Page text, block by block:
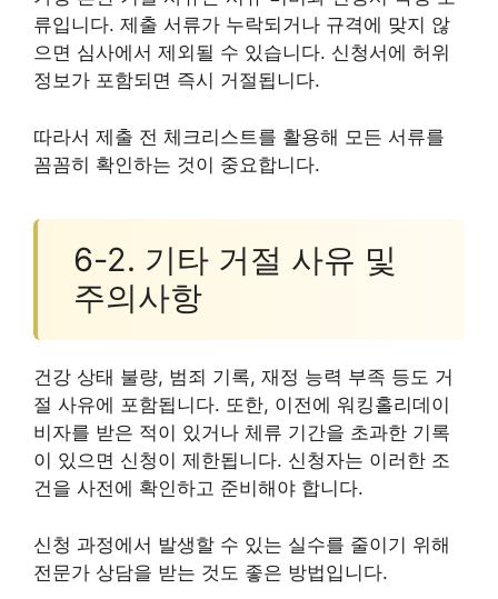
류입니다. 제출 서류가 누락되거나 규격에 맞지 않
으면 심사에서 제외될 수 있습니다. 신청서에 허위
정보가 포함되면 즉시 거절됩니다.
따라서 제출 전 체크리스트를 활용해 모든 서류를
꼼꼼히 확인하는 것이 중요합니다.
6-2. 기타 거절 사유 및
주의사항
건강 상태 불량, 범죄 기록, 재정 능력 부족 등도 거
절 사유에 포함됩니다. 또한, 이전에 워킹홀리데이
비자를 받은 적이 있거나 체류 기간을 초과한 기록
이 있으면 신청이 제한됩니다. 신청자는 이러한 조
건을 사전에 확인하고 준비해야 합니다.
신청 과정에서 발생할 수 있는 실수를 줄이기 위해
전문가 상담을 받는 것도 좋은 방법입니다.